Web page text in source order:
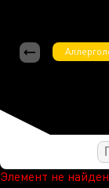
Элемент не найден